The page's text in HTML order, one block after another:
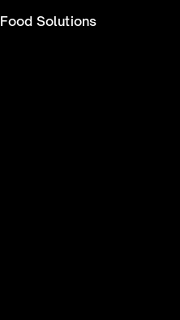
Food Solutions